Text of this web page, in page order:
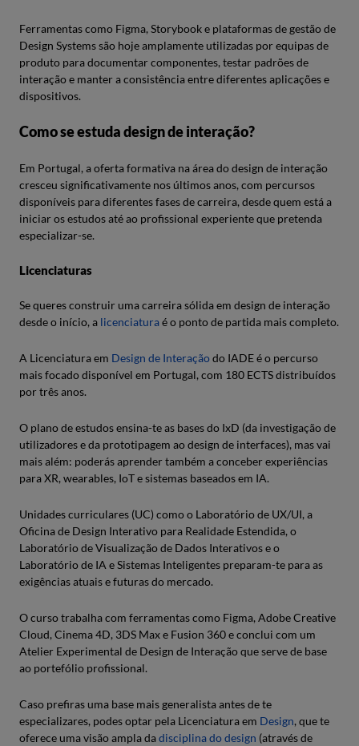
Ferramentas como Figma, Storybook e plataformas de gestão de
Design Systems são hoje amplamente utilizadas por equipas de
produto para documentar componentes, testar padrões de
interação e manter a consistência entre diferentes aplicações e
dispositivos.
Como se estuda design de interação?
Em Portugal, a oferta formativa na área do design de interação
cresceu significativamente nos últimos anos, com percursos
disponíveis para diferentes fases de carreira, desde quem está a
iniciar os estudos até ao profissional experiente que pretenda
especializar-se.
Licenciaturas
Se queres construir uma carreira sólida em design de interação
desde o início, a licenciaturaé o ponto de partida mais completo.
A Licenciatura em Design de Interaçãodo IADE é o percurso
mais focado disponível em Portugal, com 180 ECTS distribuídos
por três anos.
O plano de estudos ensina-te as bases do IxD (da investigação de
utilizadores e da prototipagem ao design de interfaces), mas vai
mais além: poderás aprender também a conceber experiências
para XR, wearables, IoT e sistemas baseados em IA.
Unidades curriculares (UC) como o Laboratório de UX/UI, a
Oficina de Design Interativo para Realidade Estendida, o
Laboratório de Visualização de Dados Interativos e o
Laboratório de IA e Sistemas Inteligentes preparam-te para as
exigências atuais e futuras do mercado.
O curso trabalha com ferramentas como Figma, Adobe Creative
Cloud, Cinema 4D, 3DS Max e Fusion 360 e conclui com um
Atelier Experimental de Design de Interação que serve de base
ao portefólio profissional.
Caso prefiras uma base mais generalista antes de te
especializares, podes optar pela Licenciatura em Design, que te
oferece uma visão ampla dadisciplina do design (através de